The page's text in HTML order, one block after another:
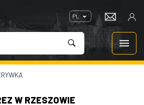
PL
W RZESZOWIE